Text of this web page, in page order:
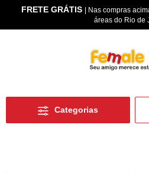
FRETE GRÁTIS | Nas compras
áreas do Rio de
Categorias